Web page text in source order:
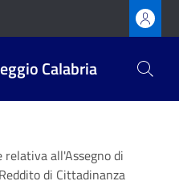
Calabria
all'Assegno di
di Cittadinanza